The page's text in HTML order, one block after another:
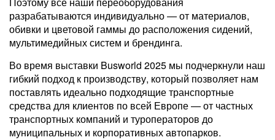
разрабатываются индивидуально — от материалов,
обивки и цветовой гаммы до расположения сидений,
мультимедийных систем и брендинга.
Во время выставки Busworld 2025 мы подчеркнули наш
гибкий подход к производству, который позволяет нам
поставлять идеально подходящие транспортные
средства для клиентов по всей Европе — от частных
транспортных компаний и туроператоров до
муниципальных и корпоративных автопарков.